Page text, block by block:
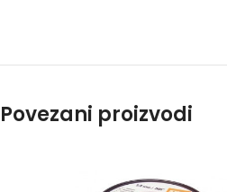
Povezani proizvodi